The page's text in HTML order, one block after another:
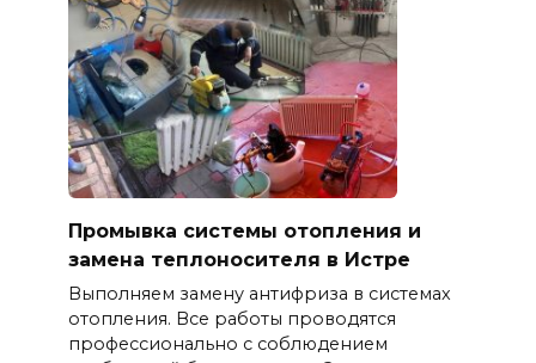
Промывка системы отопления и
замена теплоносителя в Истре
Выполняем замену антифриза в системах
отопления. Все работы проводятся
профессионально с соблюдением